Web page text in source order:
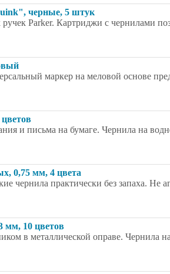
черные, 5 штук
Parker. Картриджи с чернилами
маркер на меловой основе
и письма на бумаге. Чернила на
0,75 мм, 4 цвета
чернила практически без запаха. Не
мм, 10 цветов
в металлической оправе. Чернила